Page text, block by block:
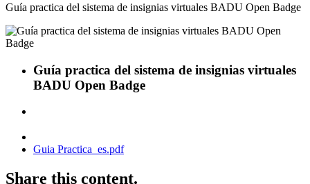
Guía practica del sistema de insignias virtuales BADU Open Badge
Guía practica del sistema de insignias virtuales
BADU Open Badge
Guia Practica_es.pdf
Share this content.